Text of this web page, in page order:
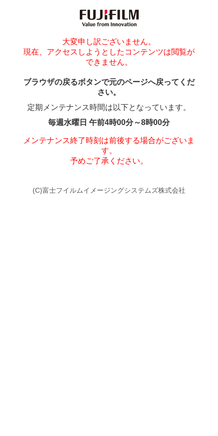
大変申し訳ございません。
現在、アクセスしようとしたコンテンツは閲覧が
できません。
ブラウザの戻るボタンで元のページへ戻ってくだ
さい。
定期メンテナンス時間は以下となっています。
毎週水曜日 午前4時00分～8時00分
メンテナンス終了時刻は前後する場合がございま
す。
予めご了承ください。
(C)富士フイルムイメージングシステムズ株式会社